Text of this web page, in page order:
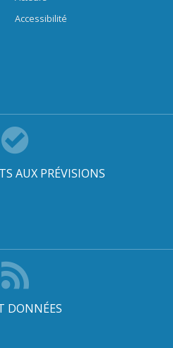
Accessibilité
AUX PRÉVISIONS
DONNÉES